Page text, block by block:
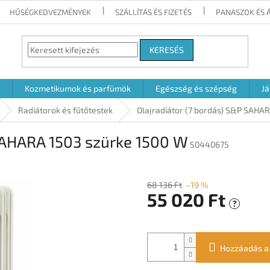
HŰSÉGKEDVEZMÉNYEK SZÁLLÍTÁS ÉS FIZETÉS PANASZOK ÉS
KERESÉS
Kozmetikumok és parfümök Egészség és szépség
Radiátorok és fűtőtestek Olajradiátor (7 bordás) S&P
1503 szürke 1500 W S0440675
68 136 Ft –19 %
55 020 Ft ?
Hozzáadás